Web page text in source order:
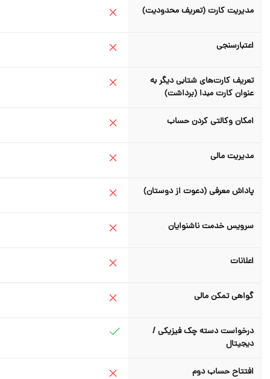
مدیریت کارت (تعریف محدودیت)
اعتبارسنجی
تعریف کارت‌های شتابی دیگر به
عنوان کارت مبدا (برداشت)
امکان وکالتی کردن حساب
مدیریت مالی
پاداش معرفی (دعوت از دوستان)
سرویس خدمت ناشنوایان
اعلانات
گواهی تمکن مالی
درخواست دسته چک فیزیکی /
دیجیتال
افتتاح حساب دوم